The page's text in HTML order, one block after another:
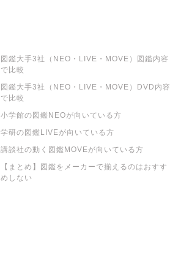
図鑑大手3社（NEO・LIVE・MOVE）図鑑内容
で比較
図鑑大手3社（NEO・LIVE・MOVE）DVD内容
で比較
小学館の図鑑NEOが向いている方
学研の図鑑LIVEが向いている方
講談社の動く図鑑MOVEが向いている方
【まとめ】図鑑をメーカーで揃えるのはおすす
めしない